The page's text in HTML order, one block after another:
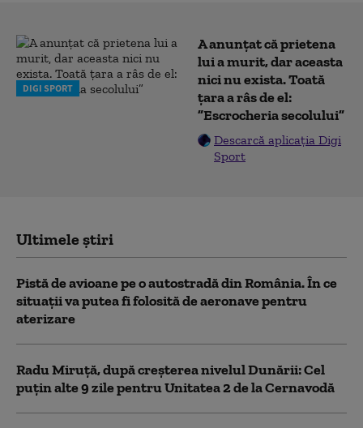
DIGI SPORT
A anunțat că prietena
lui a murit, dar aceasta
nici nu exista. Toată
țara a râs de el:
”Escrocheria secolului”
Descarcă aplicația Digi
Sport
Ultimele știri
Pistă de avioane pe o autostradă din România. În ce
situații va putea fi folosită de aeronave pentru
aterizare
Radu Miruță, după creșterea nivelul Dunării: Cel
puțin alte 9 zile pentru Unitatea 2 de la Cernavodă